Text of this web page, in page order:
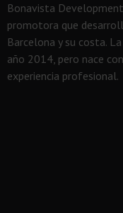
Bonavista
promotora que
Barcelona y su costa.
año 2014, pero nace
experiencia profesional.